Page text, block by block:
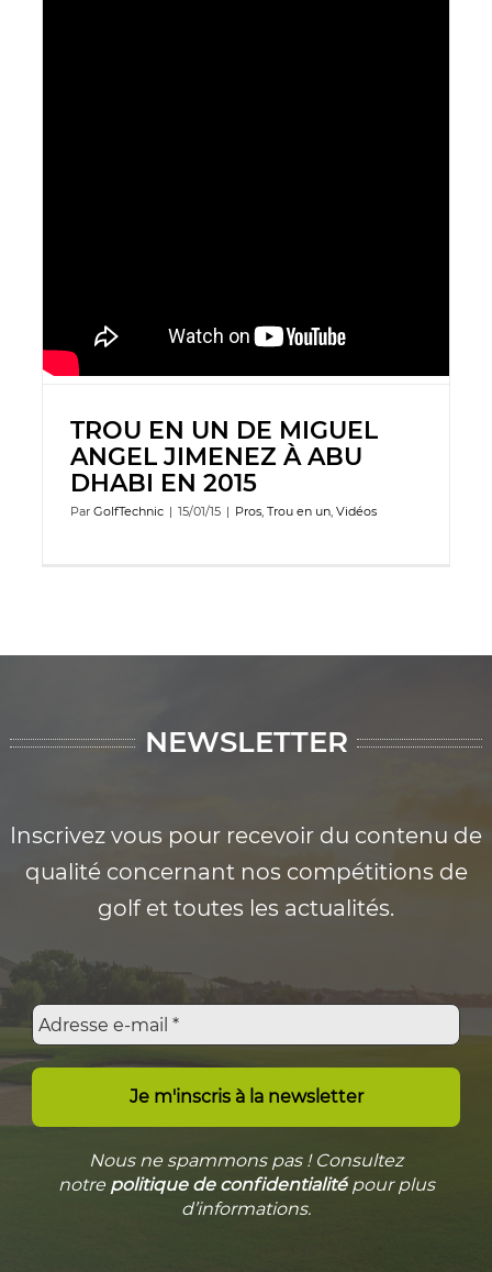
TROU EN UN DE MIGUEL
ANGEL JIMENEZ À ABU
DHABI EN 2015
Par GolfTechnic | 15/01/15 | Pros, Trou en un, Vidéos
NEWSLETTER
Inscrivez vous pour recevoir du contenu de
qualité concernant nos compétitions de
golf et toutes les actualités.
Nous ne spammons pas ! Consultez
notre politique de confidentialitépour plus
d’informations.